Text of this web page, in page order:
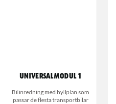
Universalmodul 1
Bilinredning med hyllplan som
passar de flesta transportbilar